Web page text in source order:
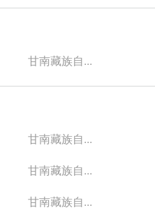
甘南藏族自...
甘南藏族自...
甘南藏族自...
甘南藏族自...